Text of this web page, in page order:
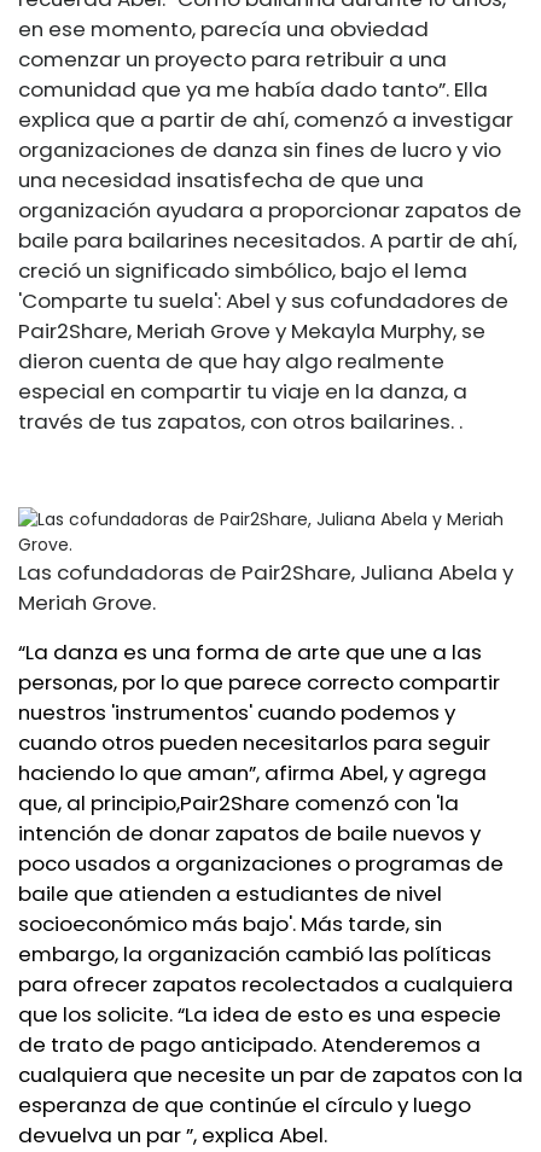
en ese momento, parecía una obviedad
comenzar un proyecto para retribuir a una
comunidad que ya me había dado tanto”. Ella
explica que a partir de ahí, comenzó a investigar
organizaciones de danza sin fines de lucro y vio
una necesidad insatisfecha de que una
organización ayudara a proporcionar zapatos de
baile para bailarines necesitados. A partir de ahí,
creció un significado simbólico, bajo el lema
'Comparte tu suela': Abel y sus cofundadores de
Pair2Share, Meriah Grove y Mekayla Murphy, se
dieron cuenta de que hay algo realmente
especial en compartir tu viaje en la danza, a
través de tus zapatos, con otros bailarines. .
Las cofundadoras de Pair2Share, Juliana Abela y
Meriah Grove.
“La danza es una forma de arte que une a las
personas, por lo que parece correcto compartir
nuestros 'instrumentos' cuando podemos y
cuando otros pueden necesitarlos para seguir
haciendo lo que aman”, afirma Abel, y agrega
que, al principio,Pair2Share comenzó con 'la
intención de donar zapatos de baile nuevos y
poco usados ​​a organizaciones o programas de
baile que atienden a estudiantes de nivel
socioeconómico más bajo'. Más tarde, sin
embargo, la organización cambió las políticas
para ofrecer zapatos recolectados a cualquiera
que los solicite. “La idea de esto es una especie
de trato de pago anticipado. Atenderemos a
cualquiera que necesite un par de zapatos con la
esperanza de que continúe el círculo y luego
devuelva un par ”, explica Abel.